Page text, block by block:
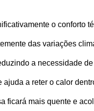
o conforto
das variações
a necessidade
a reter o calor
ficará mais quente e